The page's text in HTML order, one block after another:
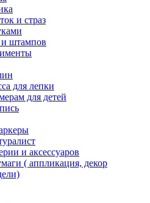
и страз
штампов
для лепки
для детей
и аксессуаров
( аппликация, декор